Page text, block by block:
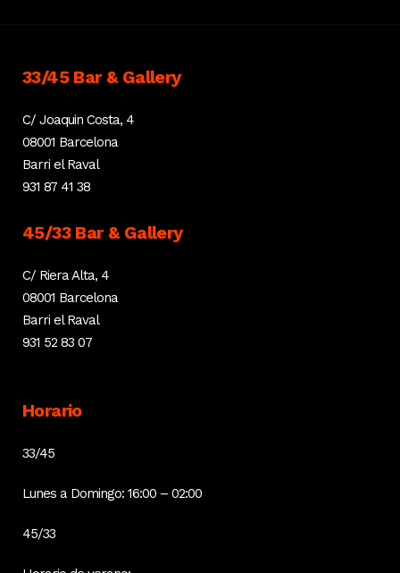
33/45 Bar & Gallery
C/ Joaquin Costa, 4
08001 Barcelona
Barri el Raval
931 87 41 38
45/33 Bar & Gallery
C/ Riera Alta, 4
08001 Barcelona
Barri el Raval
931 52 83 07
Horario
33/45
Lunes a Domingo: 16:00 – 02:00
45/33